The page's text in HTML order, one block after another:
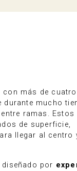
con más de cuatro
mucho
ramas. Estos
de superficie,
llegar al centro
por